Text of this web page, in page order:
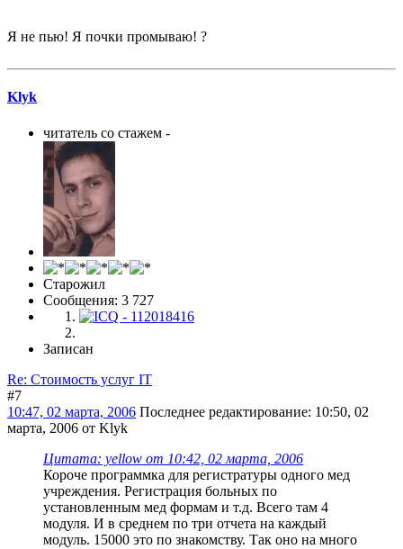
Я не пью! Я почки промываю! ?
Klyk
читатель со стажем -
Старожил
Сообщения: 3 727
Записан
Re: Стоимость услуг IT
#7
10:47, 02 марта, 2006 Последнее редактирование: 10:50, 02
марта, 2006 от Klyk
Цитата: yellow от 10:42, 02 марта, 2006
Короче программка для регистратуры одного мед
учреждения. Регистрация больных по
установленным мед формам и т.д. Всего там 4
модуля. И в среднем по три отчета на каждый
модуль. 15000 это по знакомству. Так оно на много